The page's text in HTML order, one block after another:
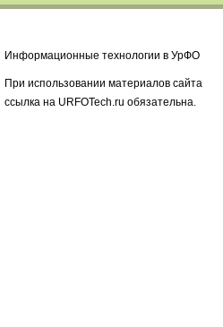
Информационные технологии в УрФО
При использовании материалов сайта
ссылка на URFOTech.ru обязательна.